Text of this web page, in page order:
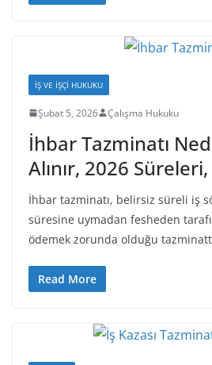
İŞ VE İŞÇI HUKUKU
Şubat 5, 2026 Çalışma Hukuku
İhbar Tazminatı
Alınır, 2026
İhbar tazminatı, belirsiz süreli iş
süresine uymadan fesheden
ödemek zorunda olduğu
Read More